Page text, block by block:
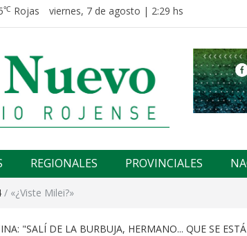
℃ Rojas viernes, 7 de agosto | 2:29 hs
rojense
REGIONALES PROVINCIALES
/ «¿Viste Milei?»
"SALÍ DE LA BURBUJA, HERMANO... QUE SE